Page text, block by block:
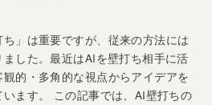
」は重要ですが、従来の方法には
した。最近はAIを壁打ち相手に活
的・多角的な視点からアイデアを
ます。 この記事では、AI壁打ちの